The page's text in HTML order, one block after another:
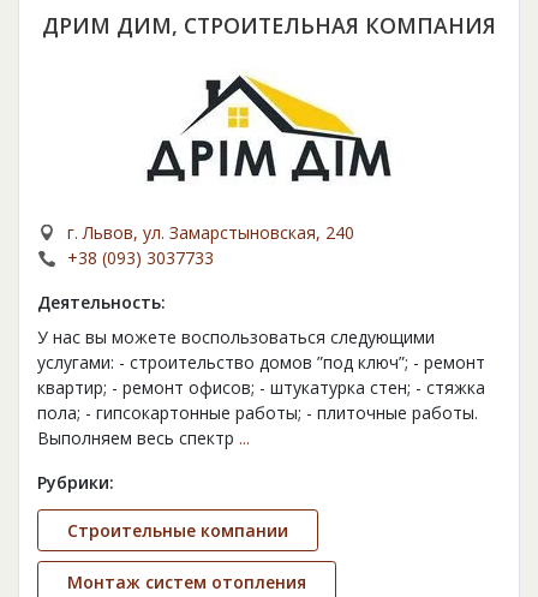
ДРИМ ДИМ, СТРОИТЕЛЬНАЯ КОМПАНИЯ
г. Львов, ул. Замарстыновская, 240
+38 (093) 3037733
Деятельность:
У нас вы можете воспользоваться следующими
услугами: - строительство домов ”под ключ”; - ремонт
квартир; - ремонт офисов; - штукатурка стен; - стяжка
пола; - гипсокартонные работы; - плиточные работы.
Выполняем весь спектр ...
Рубрики:
Строительные компании
Монтаж систем отопления